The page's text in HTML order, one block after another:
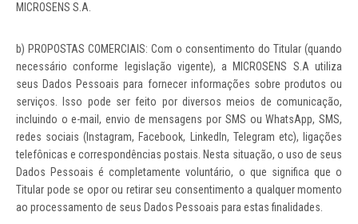
MICROSENS S.A.
b) PROPOSTAS COMERCIAIS: Com o consentimento do Titular (quando
necessário conforme legislação vigente), a MICROSENS S.A utiliza
seus Dados Pessoais para fornecer informações sobre produtos ou
serviços. Isso pode ser feito por diversos meios de comunicação,
incluindo o e-mail, envio de mensagens por SMS ou WhatsApp, SMS,
redes sociais (Instagram, Facebook, LinkedIn, Telegram etc), ligações
telefônicas e correspondências postais. Nesta situação, o uso de seus
Dados Pessoais é completamente voluntário, o que significa que o
Titular pode se opor ou retirar seu consentimento a qualquer momento
ao processamento de seus Dados Pessoais para estas finalidades.